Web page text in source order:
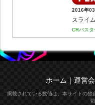
2016年
スライ
CRバス
ホーム ｜ 運営
掲載されている数値は、本サイトの